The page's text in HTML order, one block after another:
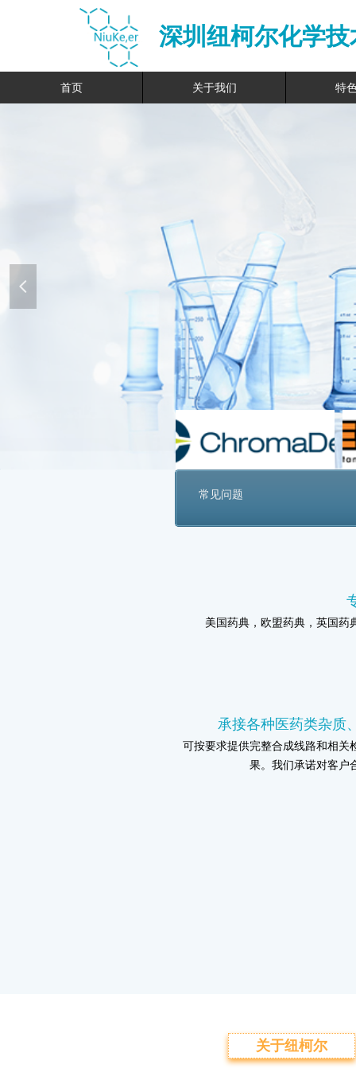
深圳纽柯尔化学
首页 关于我们 特
넳
美国药典常见问题
常见问题
北京将建金字塔型医疗体系 大
风头正旺，移动医疗缘何飞不起
我国日益成世界药品“加工厂”
新药磷酸左奥硝唑酯二钠获批
全球原研药品的一次性进口代
新GMP落下第一道帷幕 医药行
药审中心：仿制药研发中的几
美国药典，欧盟药典，英国药
承接各种医药类杂质
可按要求提供完整合成线路和相关
果。我们承诺对客户
关于纽柯尔